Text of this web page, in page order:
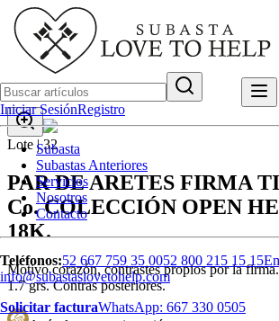
Iniciar SesiónRegistro
Subasta
Subastas Anteriores
Servicios
Nosotros
Contacto
Teléfonos:52 667 759 35 0052 800 215 15 15
info@subastaslovetohelp.com
Solicitar facturaWhatsApp: 667 330 0505
Lote |32
PAR DE ARETES FIRMA
Co. COLECCIÓN OPEN
18K.
Motivo corazón, contrastes propios por la
1.7 grs. Contras posteriores.